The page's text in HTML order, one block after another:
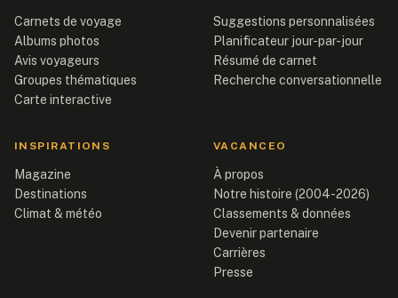
Carnets de voyage
Albums photos
Avis voyageurs
Groupes thématiques
Carte interactive
Suggestions personnalisées
Planificateur jour-par-jour
Résumé de carnet
Recherche conversationnelle
INSPIRATIONS
Magazine
Destinations
Climat & météo
VACANCEO
À propos
Notre histoire (2004-2026)
Classements & données
Devenir partenaire
Carrières
Presse